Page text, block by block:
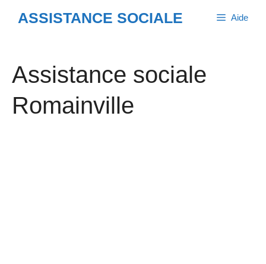
ASSISTANCE SOCIALE Aide
Assistance sociale
Romainville